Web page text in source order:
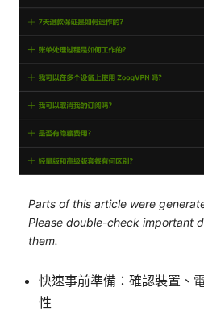
Parts of this article were
Please double-check important
them.
快速事前準備：確認裝置、
性